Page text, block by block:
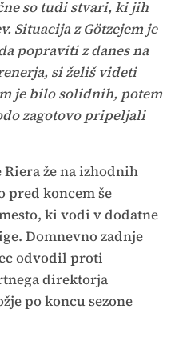
so tudi stvari, ki jih
Situacija z Götzejem je
popraviti z danes na
si želiš videti
je bilo solidnih, potem
zagotovo pripeljali
Riera že na izhodnih
koncem še
ki vodi v dodatne
Domnevno zadnje
odvodil proti
direktorja
po koncu sezone